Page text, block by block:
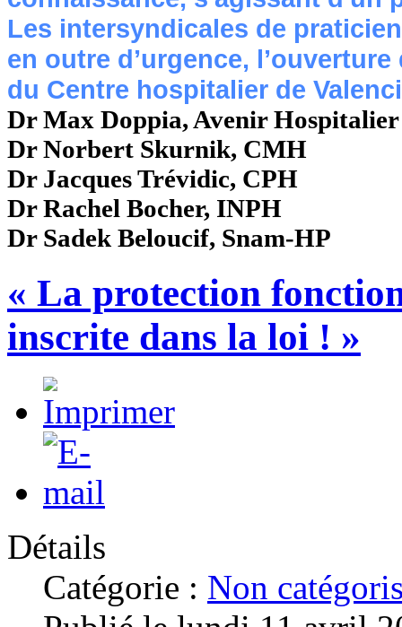
Les intersyndicales de
en outre d’urgence,
du Centre hospitalier de
Dr Max Doppia, Avenir
Dr Norbert Skurnik, CMH
Dr Jacques Trévidic, CPH
Dr Rachel Bocher, INPH
Dr Sadek Beloucif, Snam-HP
« La protection
inscrite dans la loi ! »
Détails
Catégorie : Non